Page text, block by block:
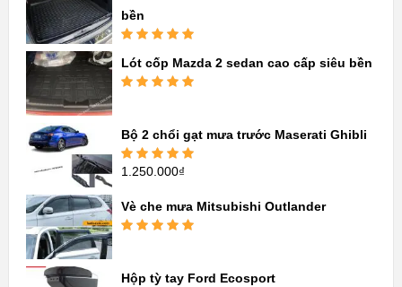
bền
hạng5.005
sao
Lót cốp Mazda 2 sedan cao cấp siêu bền
sao
Bộ 2 chổi gạt mưa trước Maserati Ghibli
Được xếp
sao
1.250.000₫
Vè che mưa Mitsubishi Outlander
sao
Hộp tỳ tay Ford Ecosport